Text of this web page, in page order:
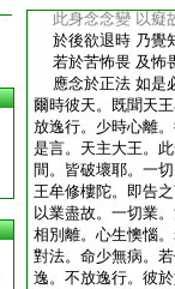
此身念念變 以癡
於後欲退時 乃覺
若於苦怖畏 及怖
應念於正法 如是
爾時彼天。既聞天
放逸行。少時心離
是言。天主大王。
間。皆破壞耶。一
王牟修樓陀。即告
以業盡故。一切業
相別離。心生懊惱
對法。命少無病。
逸。不放逸行。彼